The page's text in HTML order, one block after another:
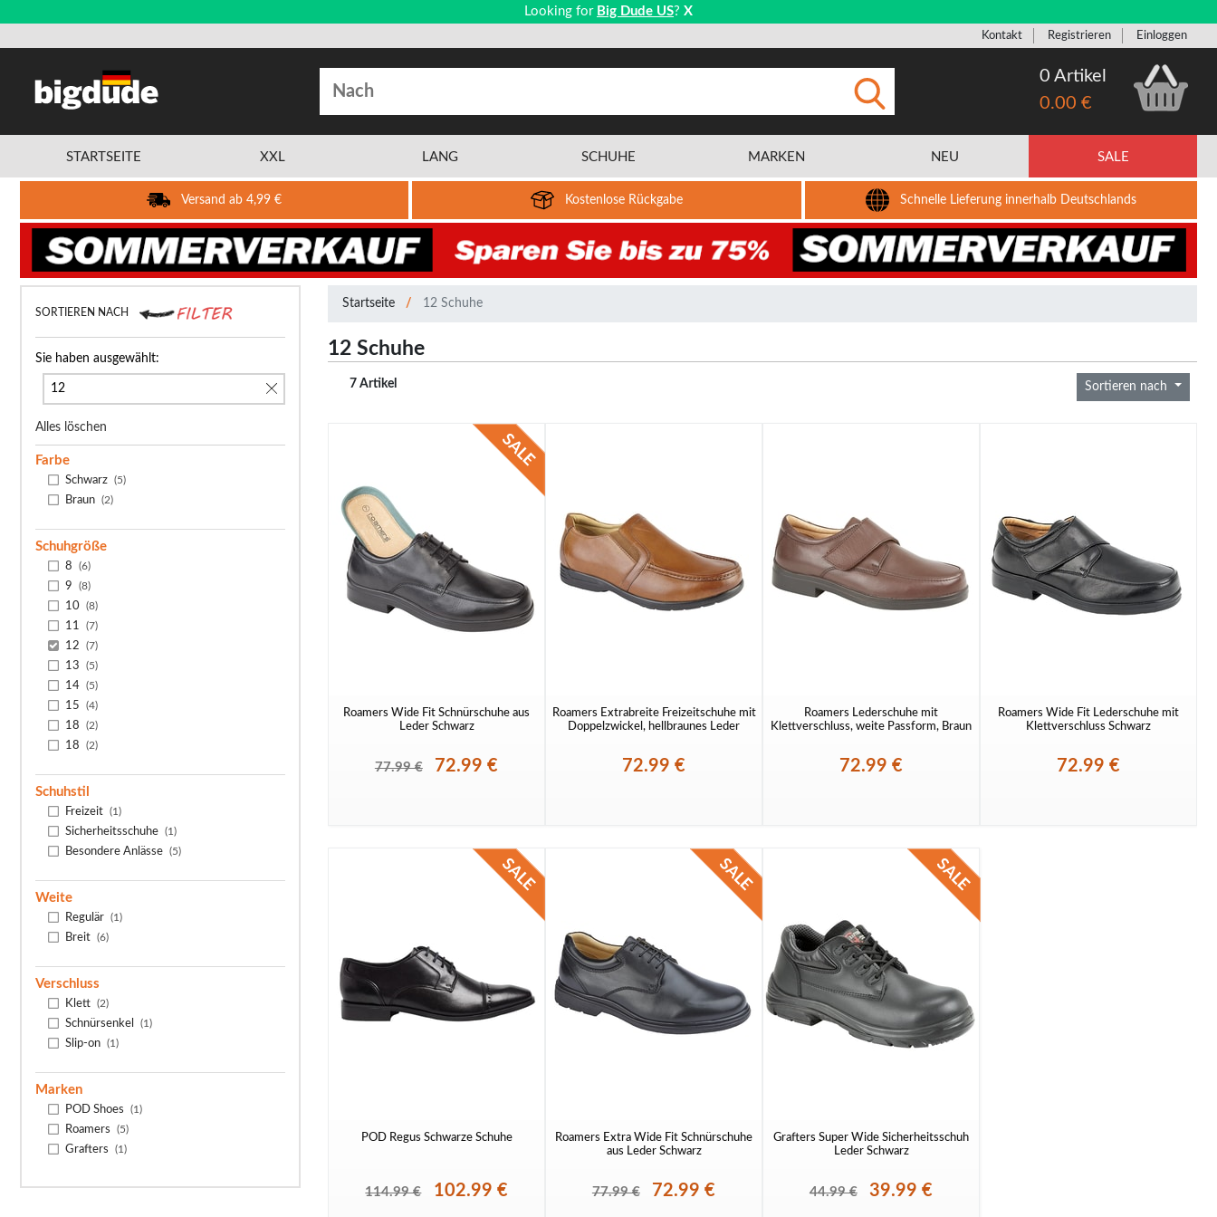
Looking for Big Dude US? X
Kontakt Registrieren Einloggen
0 Artikel
0.00 €
STARTSEITE XXL LANG SCHUHE MARKEN NEU SALE
Versand ab 4,99 € Kostenlose Rückgabe Schnelle Lieferung innerhalb Deutschlands
SORTIEREN NACH
Sie haben ausgewählt:
12
Alles löschen
Farbe
Schwarz (5)
Braun (2)
Schuhgröße
8 (6)
9 (8)
10 (8)
11 (7)
12 (7)
13 (5)
14 (5)
15 (4)
18 (2)
18 (2)
Schuhstil
Freizeit (1)
Sicherheitsschuhe (1)
Besondere Anlässe (5)
Weite
Regulär (1)
Breit (6)
Verschluss
Klett (2)
Schnürsenkel (1)
Slip-on (1)
Marken
POD Shoes (1)
Roamers (5)
Grafters (1)
Startseite 12 Schuhe
12 Schuhe
7 Artikel Sortieren nach
Roamers Wide Fit Schnürschuhe aus
Leder Schwarz
77.99 € 72.99 €
Roamers Extrabreite Freizeitschuhe mit
Doppelzwickel, hellbraunes Leder
72.99 €
Roamers Lederschuhe mit
Klettverschluss, weite Passform, Braun
72.99 €
Roamers Wide Fit Lederschuhe mit
Klettverschluss Schwarz
72.99 €
POD Regus Schwarze Schuhe
114.99 € 102.99 €
Roamers Extra Wide Fit Schnürschuhe
aus Leder Schwarz
77.99 € 72.99 €
Grafters Super Wide Sicherheitsschuh
Leder Schwarz
44.99 € 39.99 €